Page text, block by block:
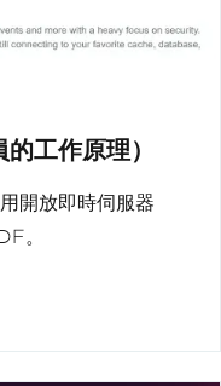
工作原理）
開放即時伺服器
。